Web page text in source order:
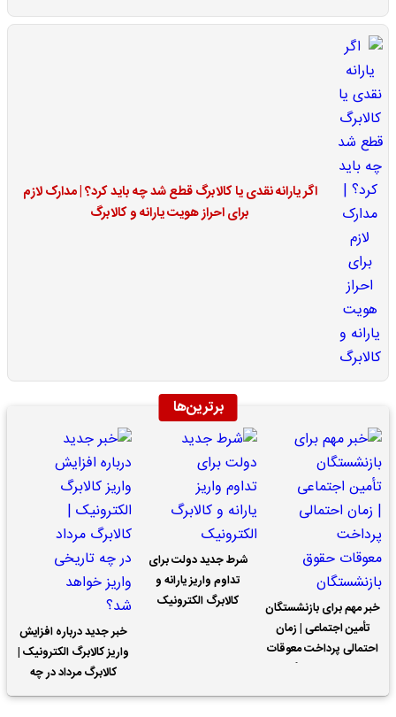
اگر یارانه نقدی یا کالابرگ قطع شد چه باید کرد؟ | مدارک لازم
برای احراز هویت یارانه و کالابرگ
برترین‌ها
خبر مهم برای بازنشستگان
تأمین اجتماعی | زمان
احتمالی پرداخت معوقات
شرط جدید دولت برای
تداوم واریز یارانه و
کالابرگ الکترونیک
خبر جدید درباره افزایش
واریز کالابرگ الکترونیک |
کالابرگ مرداد در چه
تاریخی واریز خواهد شد؟